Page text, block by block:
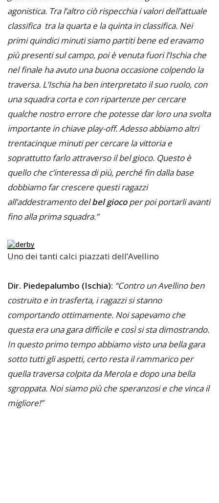
agonistica. Tra l’altro ciò rispecchia i valori dell’attuale
classifica tra la quarta e la quinta in classifica. Nei
primi quindici minuti siamo partiti bene ed eravamo
più presenti sul campo, poi è venuta fuori l’Ischia che
nel finale ha avuto una buona occasione colpendo la
traversa. L’Ischia ha ben interpretato il suo ruolo, con
una squadra corta e con ripartenze per cercare
qualche nostro errore che potesse dar loro una svolta
importante in chiave play-off. Adesso abbiamo altri
trentacinque minuti per cercare la vittoria e
soprattutto farlo attraverso il bel gioco. Questo è
quello che c’interessa di più, perché fin dalla base
dobbiamo far crescere questi ragazzi
all’addestramento delbel giocoper poi portarli avanti
fino alla prima squadra.”
Uno dei tanti calci piazzati dell’Avellino
Dir. Piedepalumbo (Ischia): “Contro un Avellino ben
costruito e in trasferta, i ragazzi si stanno
comportando ottimamente. Noi sapevamo che
questa era una gara difficile e così si sta dimostrando.
In questo primo tempo abbiamo visto una bella gara
sotto tutti gli aspetti, certo resta il rammarico per
quella traversa colpita da Merola e dopo una bella
sgroppata. Noi siamo più che speranzosi e che vinca il
migliore!”